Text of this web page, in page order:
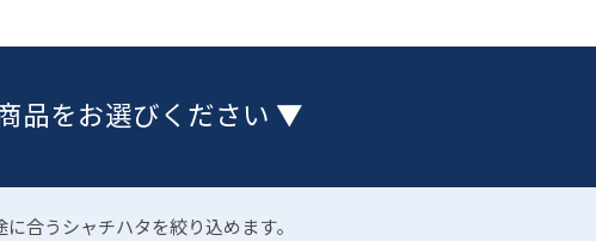
品をお選びください ▼
に合うシャチハタを絞り込めます。